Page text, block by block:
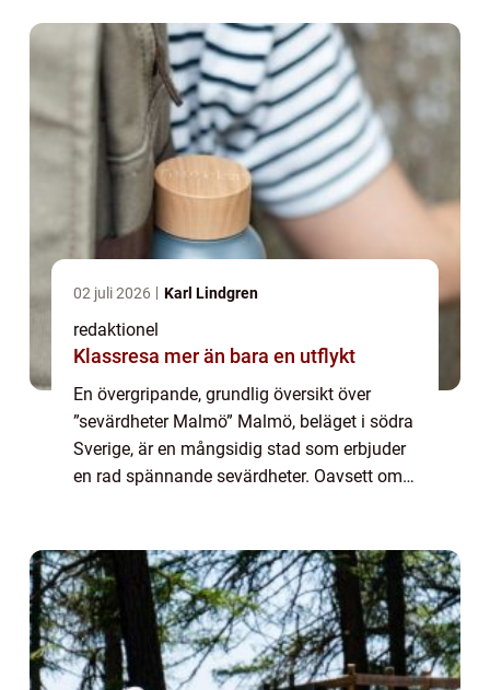
02 juli 2026 Karl Lindgren
redaktionel
Klassresa mer än bara en utflykt
En övergripande, grundlig översikt över
”sevärdheter Malmö” Malmö, beläget i södra
Sverige, är en mångsidig stad som erbjuder
en rad spännande sevärdheter. Oavsett om